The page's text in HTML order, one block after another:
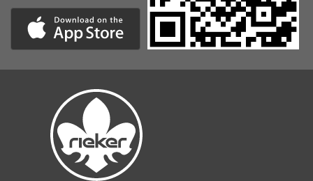
Обувь | Сумки | Аксессуары
8-800-500-2089